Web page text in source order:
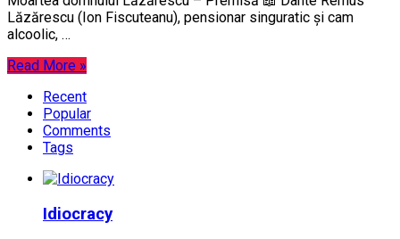
Lăzărescu (Ion Fiscuteanu), pensionar singuratic și cam
alcoolic, …
Read More »
Recent
Popular
Comments
Tags
Idiocracy